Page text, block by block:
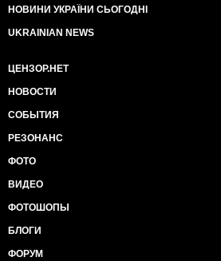
НОВИНИ УКРАЇНИ СЬОГОДНІ
UKRAINIAN NEWS
ЦЕНЗОР.НЕТ
НОВОСТИ
СОБЫТИЯ
РЕЗОНАНС
ФОТО
ВИДЕО
ФОТОШОПЫ
БЛОГИ
ФОРУМ